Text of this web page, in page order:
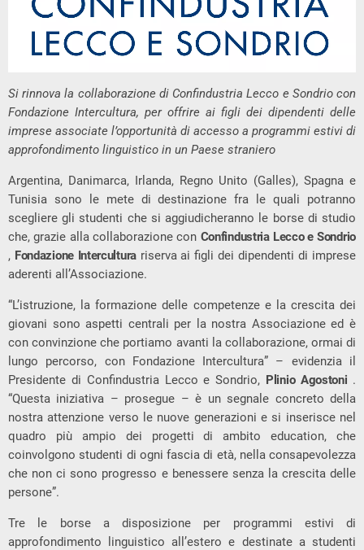
Si rinnova la collaborazione di Confindustria Lecco e Sondrio con
Fondazione Intercultura, per offrire ai figli dei dipendenti delle
imprese associate l’opportunità di accesso a programmi estivi di
approfondimento linguistico in un Paese straniero
Argentina, Danimarca, Irlanda, Regno Unito (Galles), Spagna e
Tunisia sono le mete di destinazione fra le quali potranno
scegliere gli studenti che si aggiudicheranno le borse di studio
che, grazie alla collaborazione con Confindustria Lecco e Sondrio
, Fondazione Intercultura riserva ai figli dei dipendenti di imprese
aderenti all’Associazione.
“L’istruzione, la formazione delle competenze e la crescita dei
giovani sono aspetti centrali per la nostra Associazione ed è
con convinzione che portiamo avanti la collaborazione, ormai di
lungo percorso, con Fondazione Intercultura” – evidenzia il
Presidente di Confindustria Lecco e Sondrio, Plinio Agostoni .
“Questa iniziativa – prosegue – è un segnale concreto della
nostra attenzione verso le nuove generazioni e si inserisce nel
quadro più ampio dei progetti di ambito education, che
coinvolgono studenti di ogni fascia di età, nella consapevolezza
che non ci sono progresso e benessere senza la crescita delle
persone”.
Tre le borse a disposizione per programmi estivi di
approfondimento linguistico all’estero e destinate a studenti